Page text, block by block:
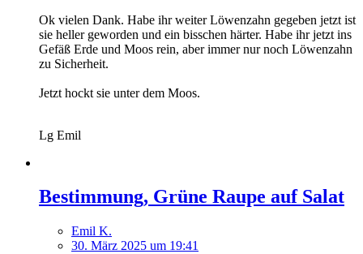
Ok vielen Dank. Habe ihr weiter Löwenzahn gegeben jetzt ist
sie heller geworden und ein bisschen härter. Habe ihr jetzt ins
Gefäß Erde und Moos rein, aber immer nur noch Löwenzahn
zu Sicherheit.
Jetzt hockt sie unter dem Moos.
Lg Emil
Bestimmung, Grüne Raupe auf Salat
Emil K.
30. März 2025 um 19:41